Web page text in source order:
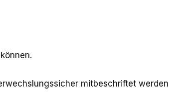
mitbeschriftet werden